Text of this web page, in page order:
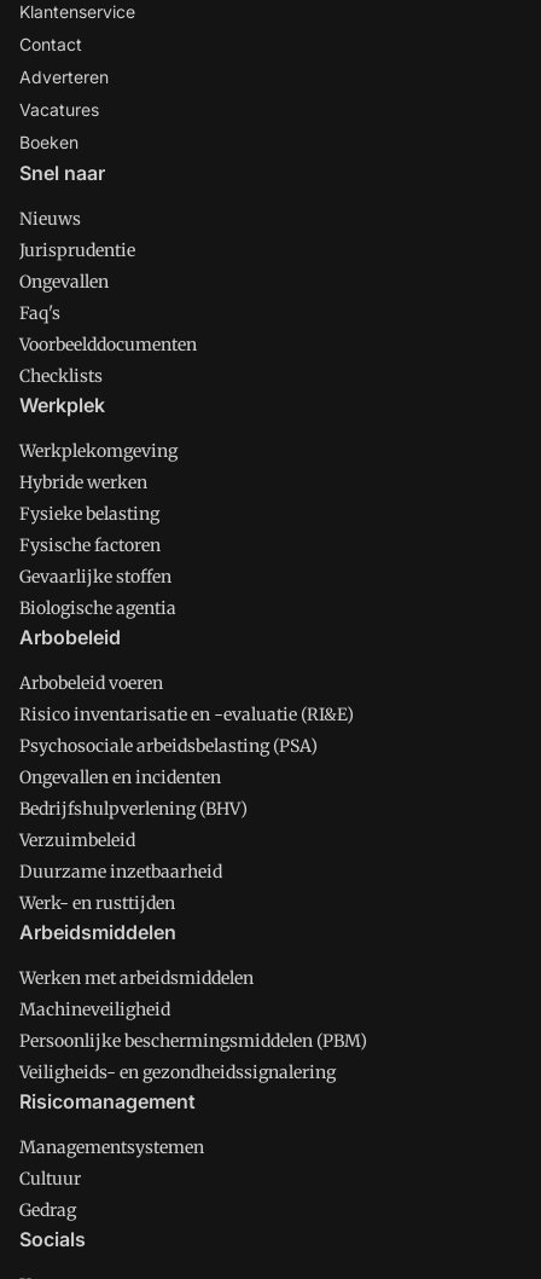
Klantenservice
Contact
Adverteren
Vacatures
Boeken
Snel naar
Nieuws
Jurisprudentie
Ongevallen
Faq's
Voorbeelddocumenten
Checklists
Werkplek
Werkplekomgeving
Hybride werken
Fysieke belasting
Fysische factoren
Gevaarlijke stoffen
Biologische agentia
Arbobeleid
Arbobeleid voeren
Risico inventarisatie en -evaluatie (RI&E)
Psychosociale arbeidsbelasting (PSA)
Ongevallen en incidenten
Bedrijfshulpverlening (BHV)
Verzuimbeleid
Duurzame inzetbaarheid
Werk- en rusttijden
Arbeidsmiddelen
Werken met arbeidsmiddelen
Machineveiligheid
Persoonlijke beschermingsmiddelen (PBM)
Veiligheids- en gezondheidssignalering
Risicomanagement
Managementsystemen
Cultuur
Gedrag
Socials